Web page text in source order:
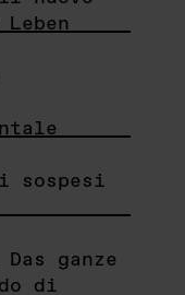
sospesi
ganze
di